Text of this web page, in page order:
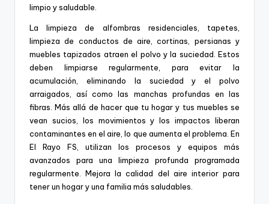
limpio y saludable.
La limpieza de alfombras residenciales, tapetes,
limpieza de conductos de aire, cortinas, persianas y
muebles tapizados atraen el polvo y la suciedad. Estos
deben limpiarse regularmente, para evitar la
acumulación, eliminando la suciedad y el polvo
arraigados, así como las manchas profundas en las
fibras. Más allá de hacer que tu hogar y tus muebles se
vean sucios, los movimientos y los impactos liberan
contaminantes en el aire, lo que aumenta el problema. En
El Rayo FS, utilizan los procesos y equipos más
avanzados para una limpieza profunda programada
regularmente. Mejora la calidad del aire interior para
tener un hogar y una familia más saludables.